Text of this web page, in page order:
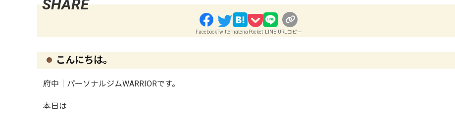
FacebookTwitterhatena Pocket LINE URLコピー
こんにちは。
府中｜パーソナルジムWARRIORです。
本日は